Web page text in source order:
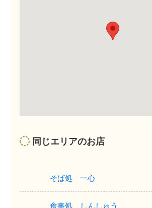
同じエリアのお店
そば処 一心
食事処 しんしゅう